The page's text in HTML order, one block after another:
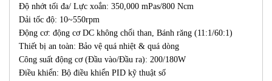
Độ nhớt tối đa/ Lực xoắn: 350,000 mPas/800 Ncm
Dải tốc độ: 10~550rpm
Động cơ: động cơ DC không chổi than, Bánh răng (11:1/60:1)
Thiết bị an toàn: Bảo vệ quá nhiệt & quá dòng
Công suất động cơ (Đầu vào/Đầu ra): 200/180W
Điều khiển: Bộ điều khiển PID kỹ thuật số